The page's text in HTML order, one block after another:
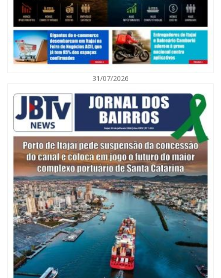
Defesa Civil de Itajaí alerta para chuva, ventos fortes e queda de
temperatura
ITAJAÍ
31/07/2026